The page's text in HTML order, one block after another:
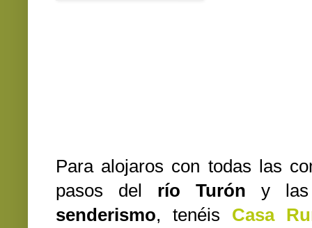
Para alojaros con todas las
pasos del río Turón y las
senderismo, tenéis
Casa